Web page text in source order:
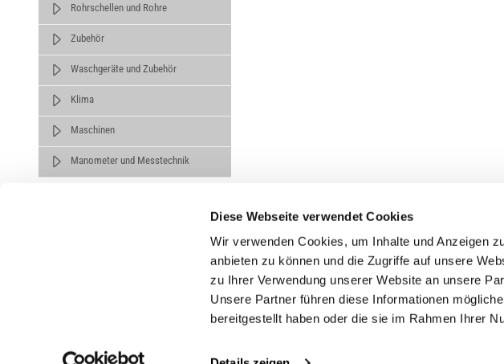
Diese Webseite verwendet Cookies
Wir verwenden Cookies, um Inhalte und Anzeigen
anbieten zu können und die Zugriffe auf unsere
zu Ihrer Verwendung unserer Website an unsere
Unsere Partner führen diese Informationen
bereitgestellt haben oder die sie im Rahmen Ihrer
Rohrschellen und Rohre
Zubehör
Waschgeräte und Zubehör
Klima
Maschinen
Manometer und Messtechnik
Unternehmen
Über uns
Service
Downloads
Kontakt
Tel.: (+43)